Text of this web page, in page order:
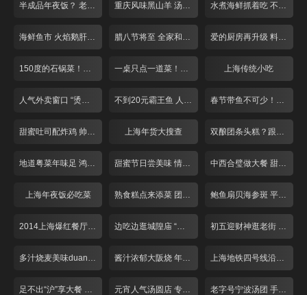
半成品年夜饭？ 老牌饭店提前探！ 重庆风味黑山羊 汤锅干煸总相宜 水煮海鲜抓着吃 不装淑女做“汉子”
海鲜鱼市 火焰鹅肝牛排 腊八节将至 全家和美一碗粥 爱的厨房再升级 料理现场来求婚！
150度的石锅菜！这个冬天不怕冷！ 一桌只点一道菜！巨无霸牛排似“斧头” 上海传统小吃
人气外卖窗口 “烫手美食”买回家！ 不到20元霸王鱼 人均50一锅两吃！ 春节带鱼不可少！糟香风干自家做
甜蜜吐司配炸鸡 帅哥老板亲手做！ 上海年货大搜查 双酿团条头糕？跟上海阿姨学糕团！
地道粤菜年味足 鸿运当头好口彩 甜蜜节日尝美味 情人节前攻略多 中西合璧做大餐 甜蜜度过情人节！
上海年夜饭必吃菜 熟食糕点来添菜 团团圆圆庆新年 鲍鱼扇贝海参斑 平价海鲜吃过瘾！
2014上海爆红餐厅盘点 边吃边逛城隍庙 “飙”汁美味吃不停 初五迎财神逛老街 习俗美食吃起来
多汁烧麦美味duang不停 酱汁浓郁大阪烧 年糕也能玩拉丝 上海地铁四号线沿路美食大搜罗
足不出“沪”享大餐 全国各地家乡菜一网打尽！ 元宵人气汤圆店 专注手工十五年！ 老字号宁波汤团 手工现做日销5万只！